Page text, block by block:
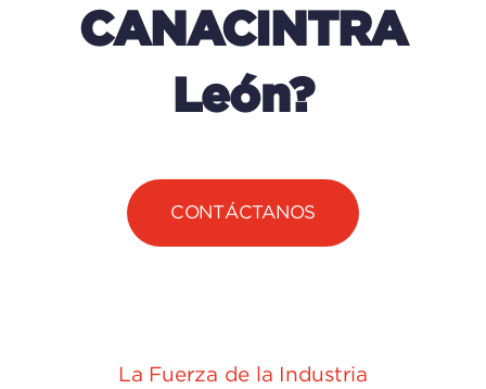
CANACINTRA
León?
CONTÁCTANOS
La Fuerza de la Industria